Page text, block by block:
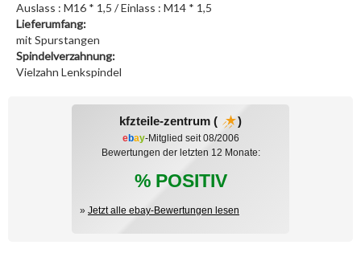
Auslass : M16 * 1,5 / Einlass : M14 * 1,5
Lieferumfang:
mit Spurstangen
Spindelverzahnung:
Vielzahn Lenkspindel
kfzteile-zentrum ( )
ebay-Mitglied seit 08/2006
Bewertungen der letzten 12 Monate:
% POSITIV
» Jetzt alle ebay-Bewertungen lesen